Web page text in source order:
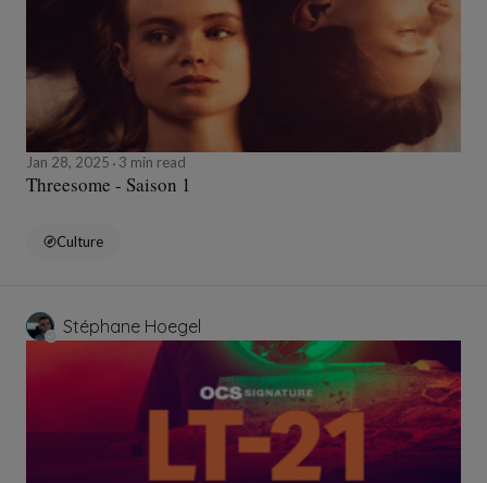
Jan 28, 2025 3 min read
Threesome - Saison 1
Culture
Stéphane Hoegel